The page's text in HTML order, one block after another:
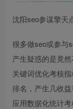
沈阳seo参谋擎天
很多做seo或参与
产生疑惑的是竟
关键词优化考核
排名，产生几收
应用数据化统计